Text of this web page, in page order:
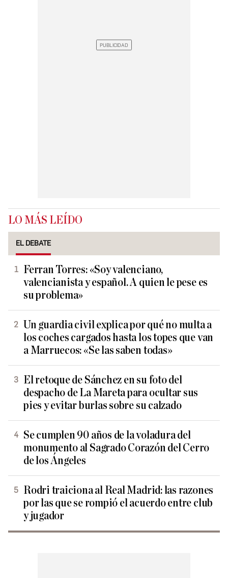
LO MÁS LEÍDO
EL DEBATE
Ferran Torres: «Soy valenciano,
valencianista y español. A quien le pese es
su problema»
Un guardia civil explica por qué no multa a
los coches cargados hasta los topes que van
a Marruecos: «Se las saben todas»
El retoque de Sánchez en su foto del
despacho de La Mareta para ocultar sus
pies y evitar burlas sobre su calzado
Se cumplen 90 años de la voladura del
monumento al Sagrado Corazón del Cerro
de los Ángeles
Rodri traiciona al Real Madrid: las razones
por las que se rompió el acuerdo entre club
y jugador